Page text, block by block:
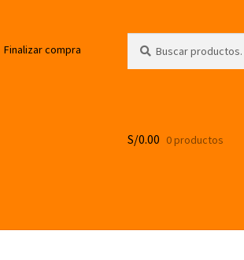
Finalizar compra
por:
S/0.00 0 productos